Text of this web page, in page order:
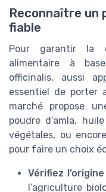
Reconnaître un
fiable
Pour garantir la
alimentaire à
officinalis, aussi
essentiel de porter
marché propose
poudre d’amla,
végétales, ou
pour faire un choix
Vérifiez
l’agriculture